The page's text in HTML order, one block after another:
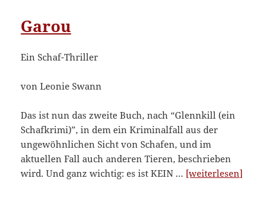
Garou
Ein Schaf-Thriller
von Leonie Swann
Das ist nun das zweite Buch, nach “Glennkill (ein
Schafkrimi)”, in dem ein Kriminalfall aus der
ungewöhnlichen Sicht von Schafen, und im
aktuellen Fall auch anderen Tieren, beschrieben
wird. Und ganz wichtig: es ist KEIN … [weiterlesen]